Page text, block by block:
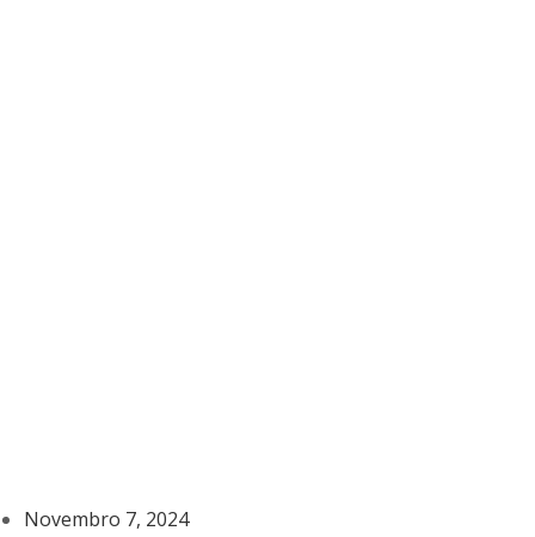
Novembro 7, 2024